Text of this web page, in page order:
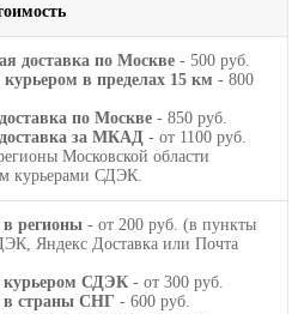
доставка по Москве - 500 руб.
в пределах 15 км - 800
по Москве - 850 руб.
за МКАД - от 1100 руб.
Московской области
курьерами СДЭК.
в регионы - от 200 руб. (в пункты
Яндекс Доставка или Почта
курьером СДЭК - от 300 руб.
в страны СНГ - 600 руб.